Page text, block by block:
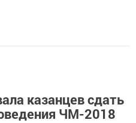
казанцев сдать
ЧМ-2018